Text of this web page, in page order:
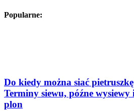
Popularne:
Do kiedy można siać
Terminy siewu, późne
plon